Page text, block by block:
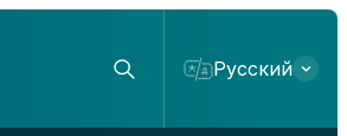
Русский